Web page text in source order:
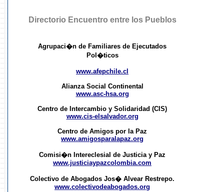
Directorio Encuentro entre los Pueblos
Agrupaci�n de Familiares de Ejecutados
Pol�ticos
www.afepchile.cl
Alianza Social Continental
www.asc-hsa.org
Centro de Intercambio y Solidaridad (CIS)
www.cis-elsalvador.org
Centro de Amigos por la Paz
www.amigosparalapaz.org
Comisi�n Intereclesial de Justicia y Paz
www.justiciaypazcolombia.com
Colectivo de Abogados Jos� Alvear Restrepo.
www.colectivodeabogados.org